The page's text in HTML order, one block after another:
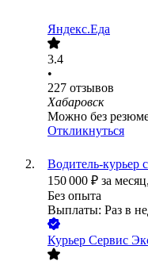
Яндекс.Еда
3.4
•
227 отзывов
Хабаровск
Можно без
Откликнуться
Водитель-курьер
150 000 ₽ за месяц,
Без опыта
Выплаты: Раз в
Курьер Сервис